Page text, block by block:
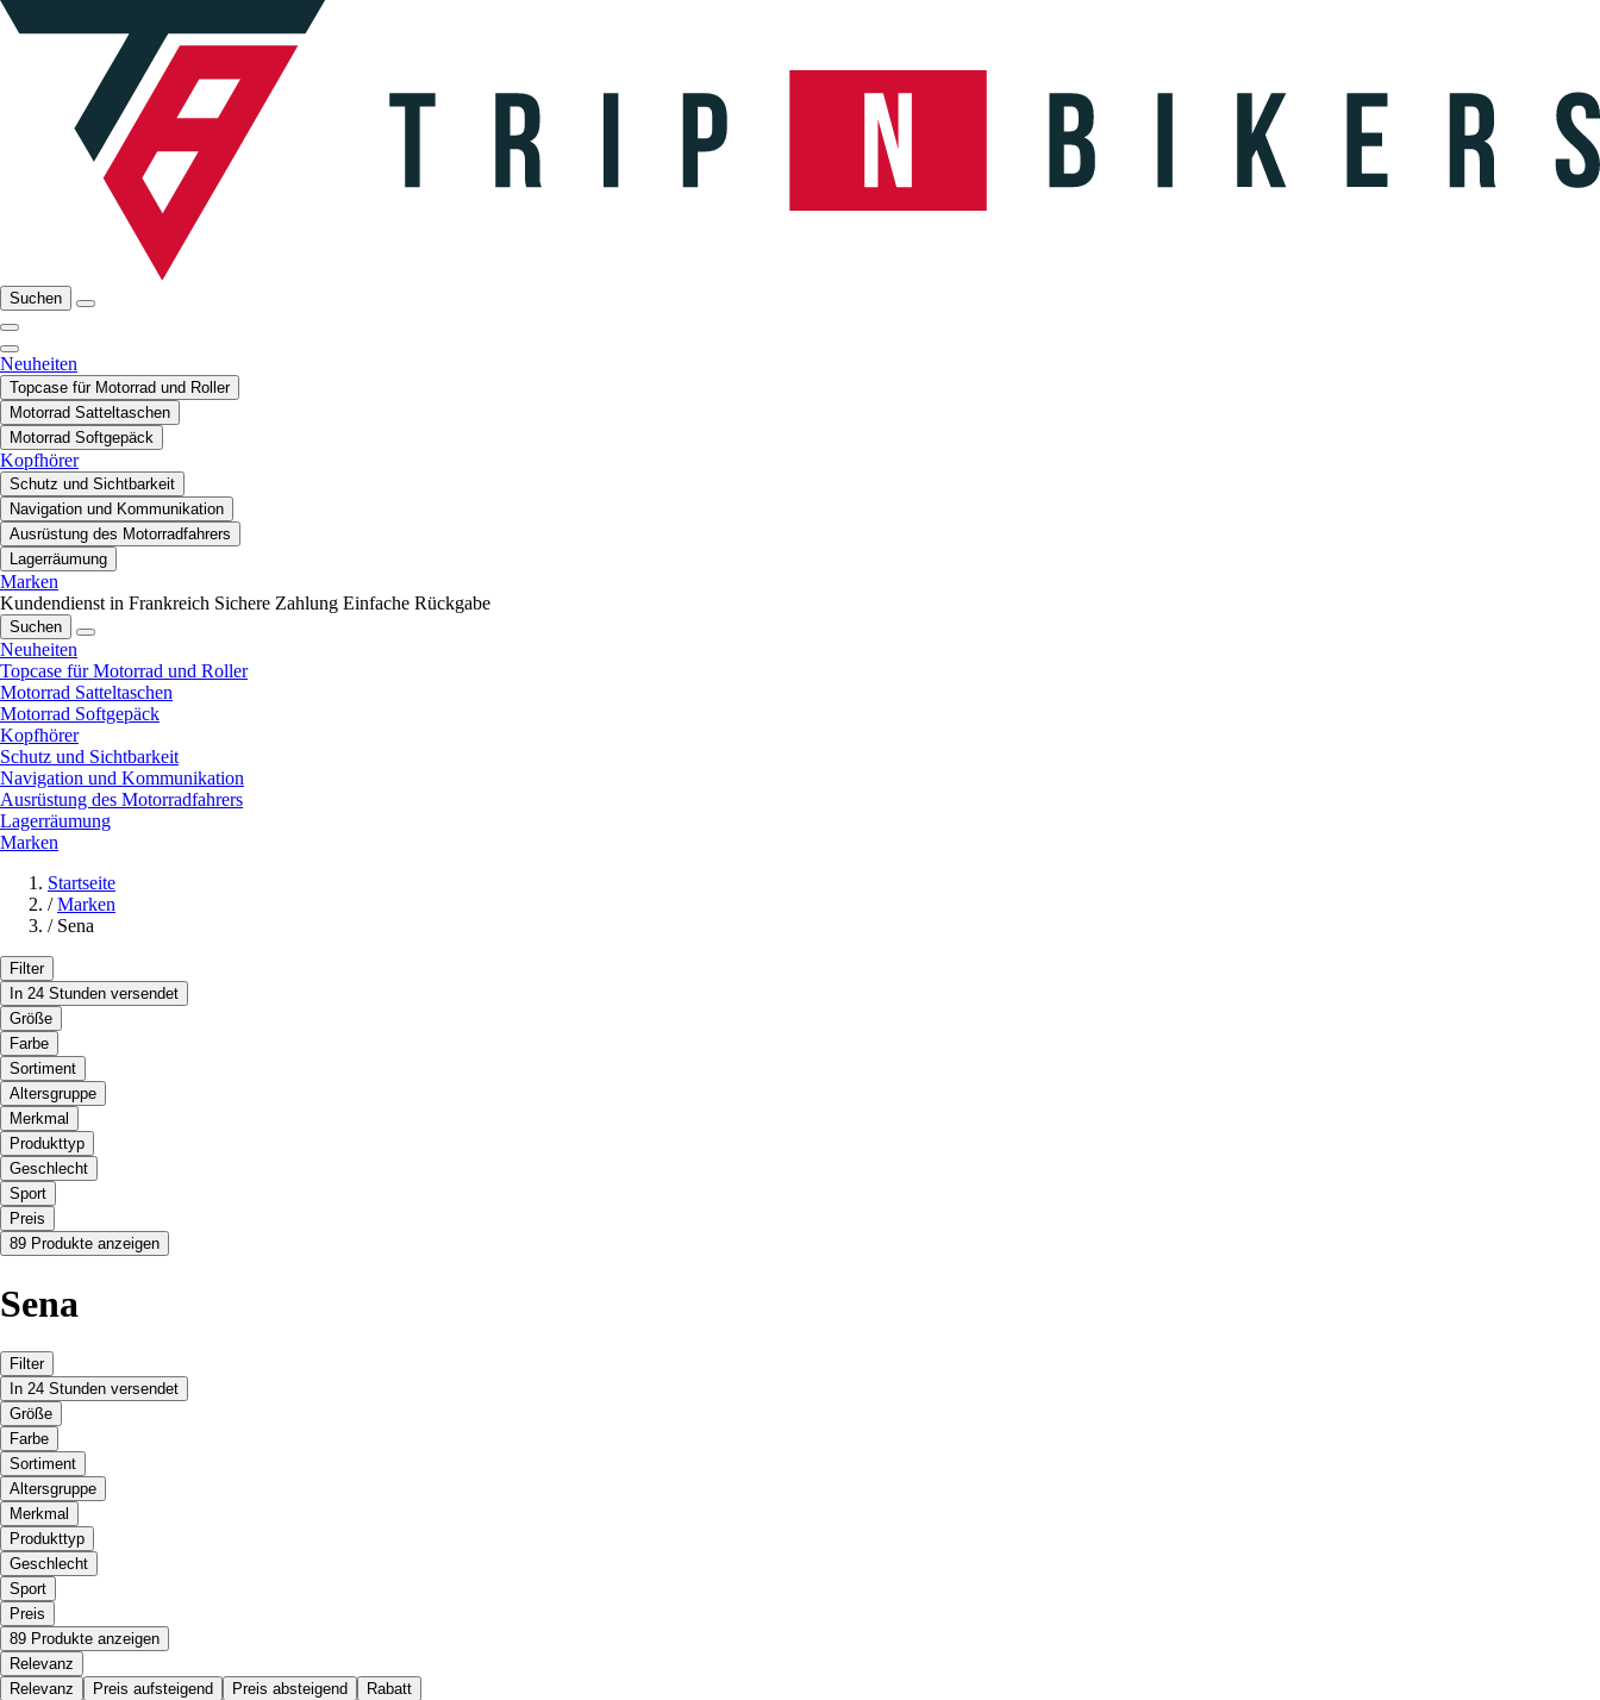
Suchen
Neuheiten
Topcase für Motorrad und Roller
Motorrad Satteltaschen
Motorrad Softgepäck
Kopfhörer
Schutz und Sichtbarkeit
Navigation und Kommunikation
Ausrüstung des Motorradfahrers
Lagerräumung
Marken
Kundendienst in Frankreich Sichere Zahlung Einfache Rückgabe
Suchen
Neuheiten
Topcase für Motorrad und Roller
Motorrad Satteltaschen
Motorrad Softgepäck
Kopfhörer
Schutz und Sichtbarkeit
Navigation und Kommunikation
Ausrüstung des Motorradfahrers
Lagerräumung
Marken
Startseite
/ Marken
/ Sena
Filter
In 24 Stunden versendet
Größe
Farbe
Sortiment
Altersgruppe
Merkmal
Produkttyp
Geschlecht
Sport
Preis
89 Produkte anzeigen
Sena
Filter
In 24 Stunden versendet
Größe
Farbe
Sortiment
Altersgruppe
Merkmal
Produkttyp
Geschlecht
Sport
Preis
89 Produkte anzeigen
Relevanz
Relevanz
Preis aufsteigend Preis absteigend Rabatt